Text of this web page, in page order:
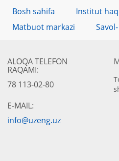
Bosh sahifa Institut
Matbuot markazi
ALOQA TELEFON
RAQAMI:
78 113-02-80
E-MAIL:
info@uzeng.uz